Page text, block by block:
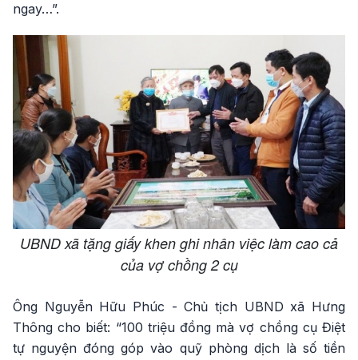
ngay…”.
UBND xã tặng giấy khen ghi nhân việc làm cao cả
của vợ chồng 2 cụ
Ông Nguyễn Hữu Phúc - Chủ tịch UBND xã Hưng
Thông cho biết: “100 triệu đồng mà vợ chồng cụ Điệt
tự nguyện đóng góp vào quỹ phòng dịch là số tiền